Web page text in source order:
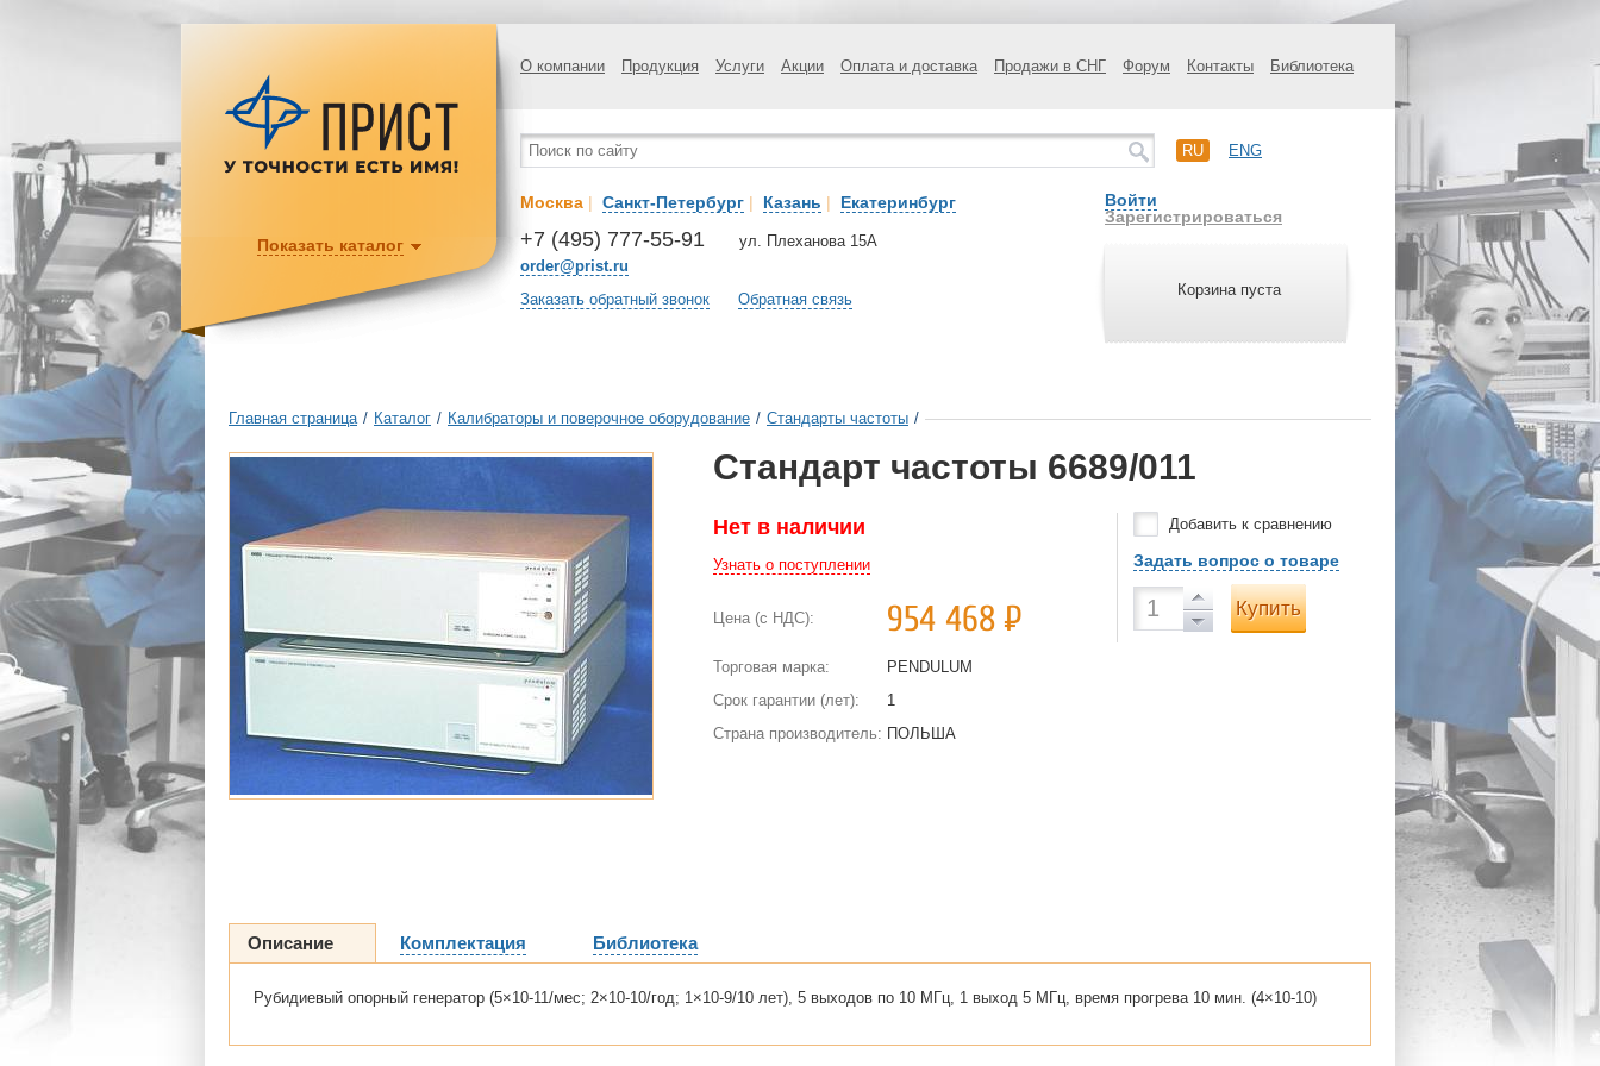
О компании Продукция Услуги Акции Оплата и доставка Продажи в СНГ Форум Контакты Библиотека
RU ENG
Москва | Санкт-Петербург | Казань | Екатеринбург
+7 (495) 777-55-91
order@prist.ru
ул. Плеханова 15А
Заказать обратный звонок Обратная связь
Войти
Зарегистрироваться
Корзина пуста
Показать каталог
Главная страница / Каталог / Калибраторы и поверочное оборудование / Стандарты частоты /
Стандарт частоты 6689/011
Нет в наличии
Узнать о поступлении
Цена (с НДС): 954 468 Р
Торговая марка:
PENDULUM
Срок гарантии (лет):
1
Страна производитель: ПОЛЬША
Добавить к сравнению
Задать вопрос о товаре
Купить
Описание Комплектация Библиотека
Рубидиевый опорный генератор (5×10-11/мес; 2×10-10/год; 1×10-9/10 лет), 5 выходов по 10 МГц, 1 выход 5 МГц, время прогрева 10 мин. (4×10-10)